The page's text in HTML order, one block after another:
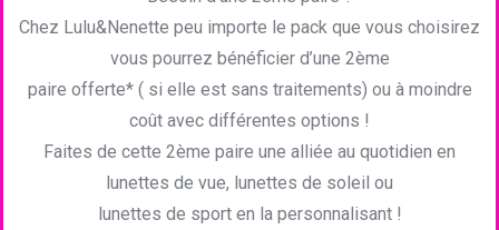
Chez Lulu&Nenette peu importe le pack que vous choisirez
vous pourrez bénéficier d’une 2ème
paire offerte* ( si elle est sans traitements) ou à moindre
coût avec différentes options !
Faites de cette 2ème paire une alliée au quotidien en
lunettes de vue, lunettes de soleil ou
lunettes de sport en la personnalisant !